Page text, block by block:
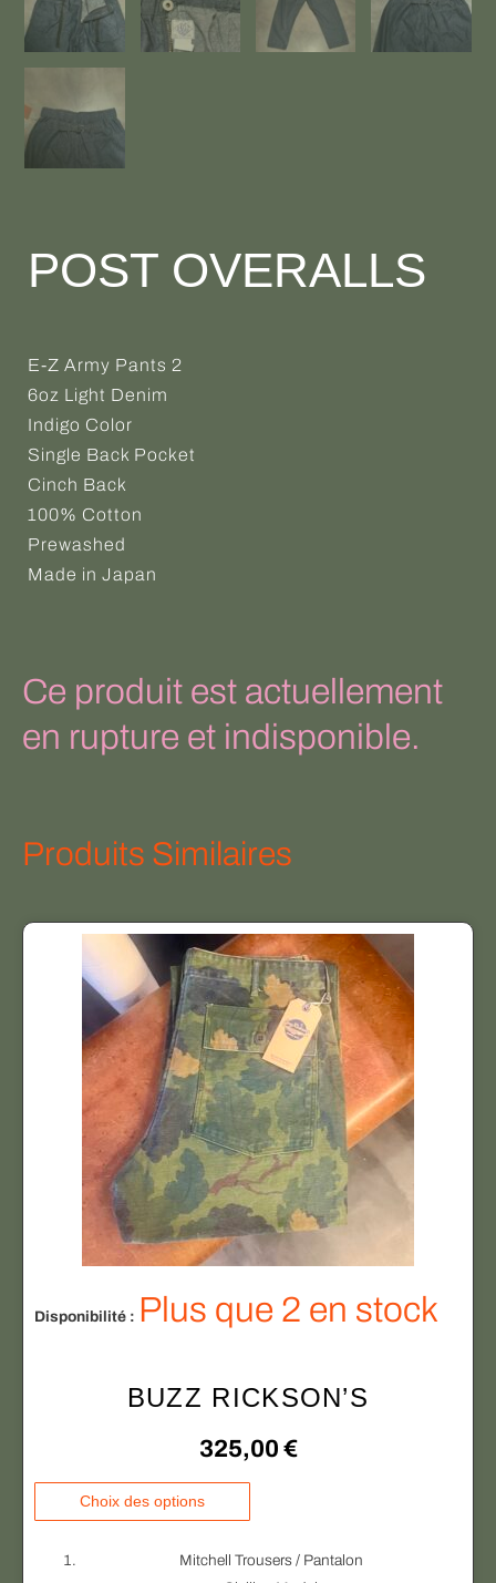
POST OVERALLS
E-Z Army Pants 2
6oz Light Denim
Indigo Color
Single Back Pocket
Cinch Back
100% Cotton
Prewashed
Made in Japan
Ce produit est actuellement
en rupture et indisponible.
Produits Similaires
Disponibilité : Plus que 2 en stock
BUZZ RICKSON’S
325,00 €
Choix des options
e
Mitchell Trousers / Pantalon